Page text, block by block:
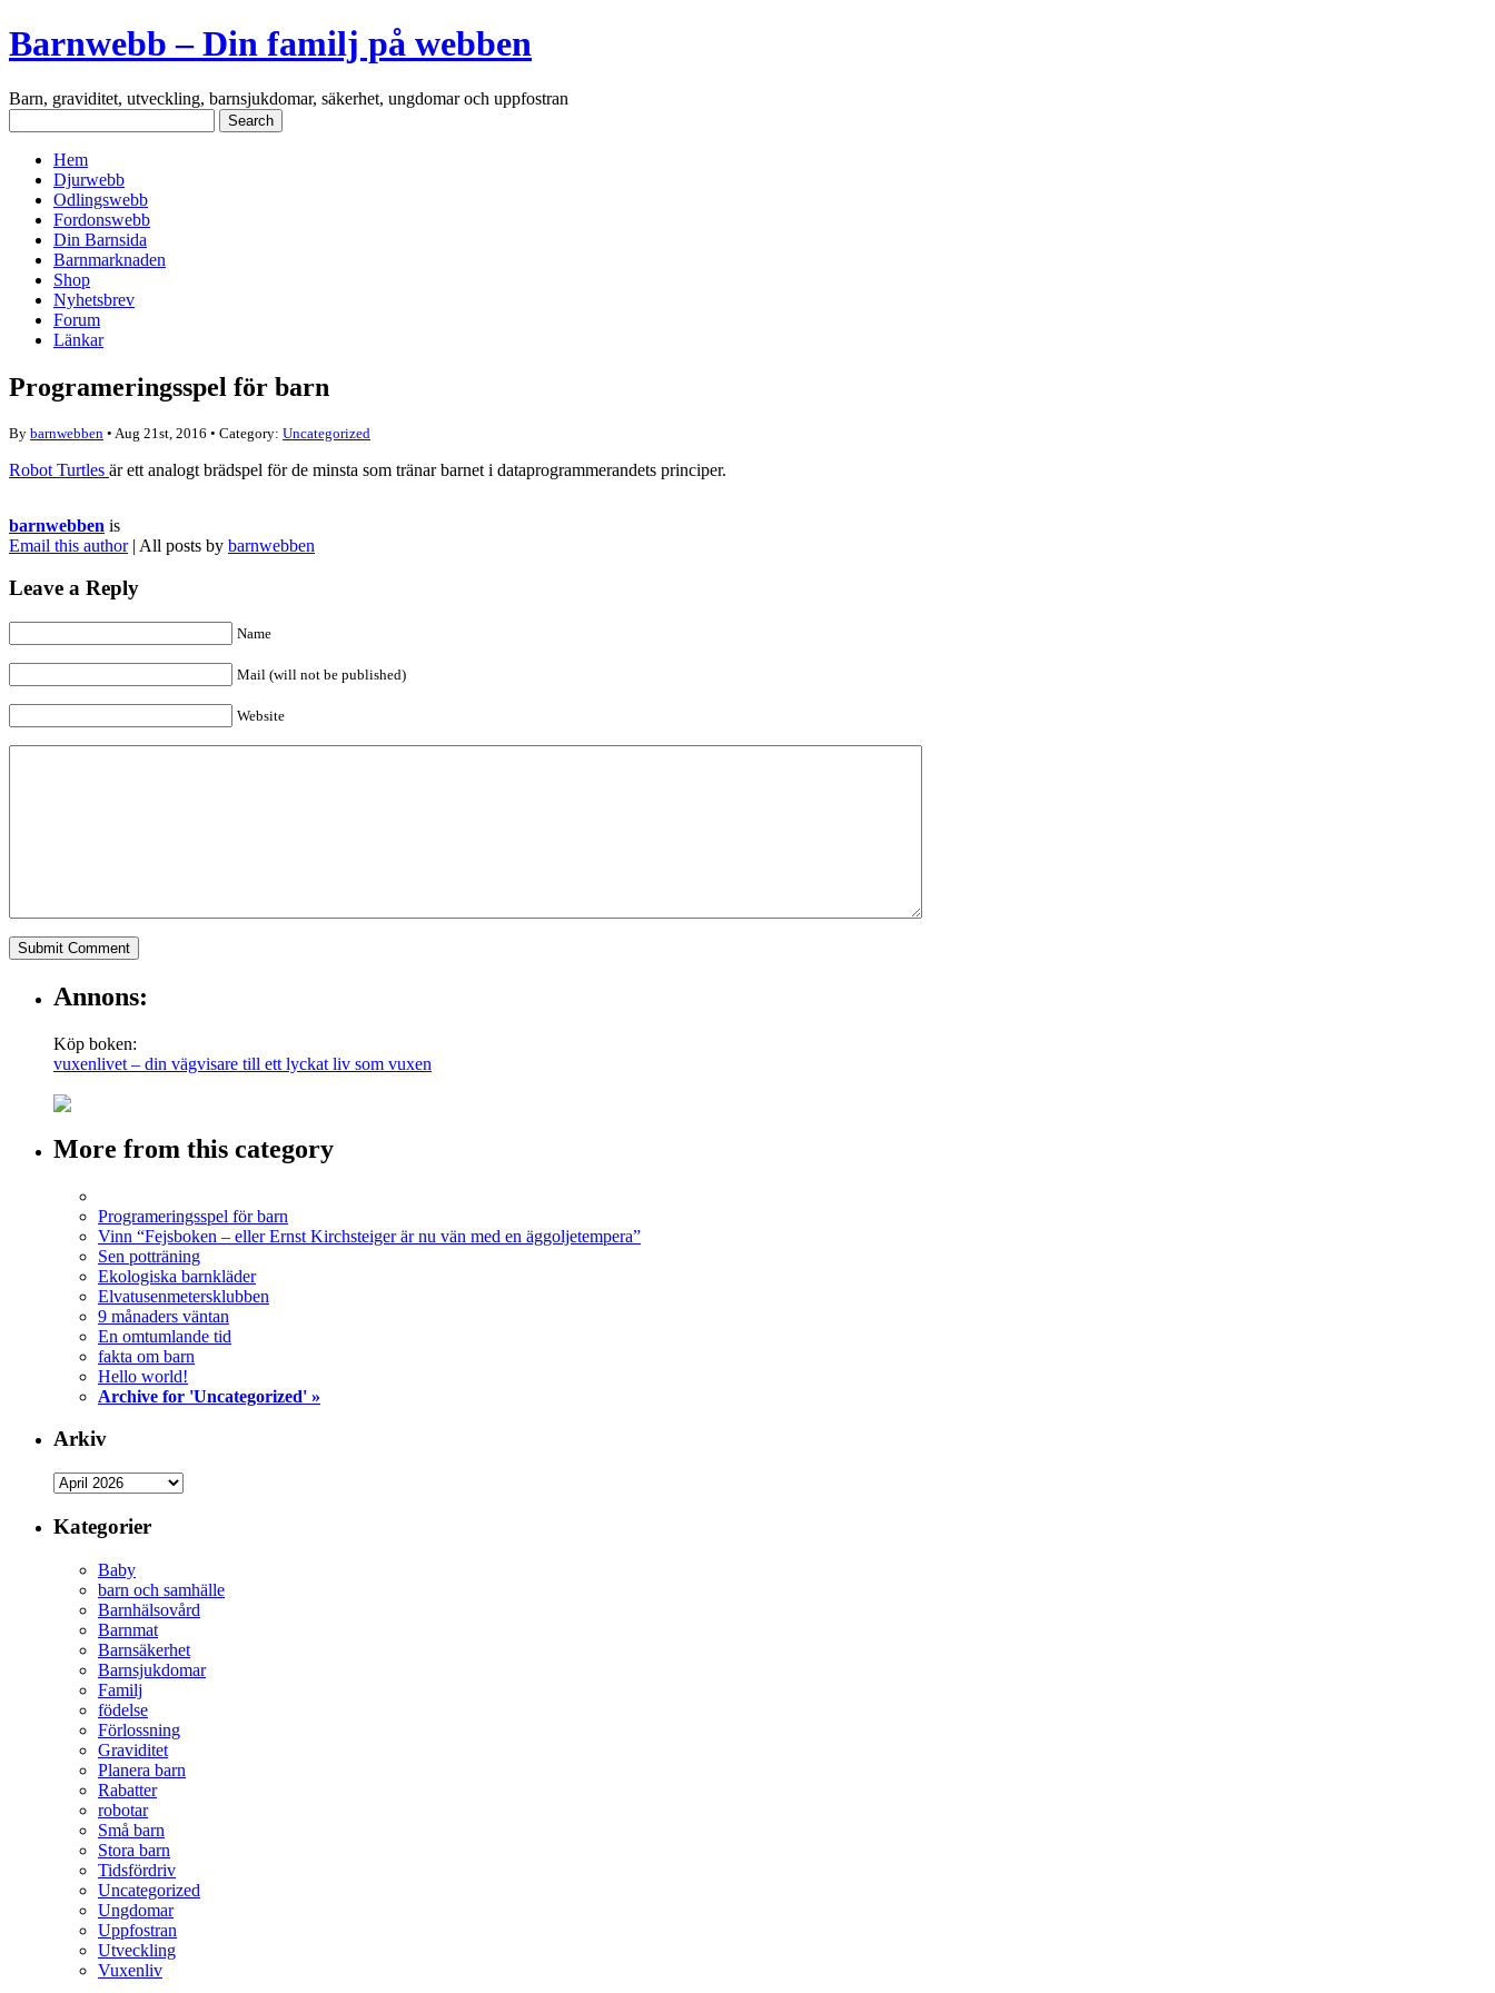
Barnwebb – Din familj på webben
Barn, graviditet, utveckling, barnsjukdomar, säkerhet, ungdomar och uppfostran
Hem
Djurwebb
Odlingswebb
Fordonswebb
Din Barnsida
Barnmarknaden
Shop
Nyhetsbrev
Forum
Länkar
Programeringsspel för barn
By barnwebben • Aug 21st, 2016 • Category: Uncategorized
Robot Turtles är ett analogt brädspel för de minsta som tränar barnet i dataprogrammerandets principer.
barnwebben is
Email this author| All posts by barnwebben
Leave a Reply
Name
Mail (will not be published)
Website
Annons:
Köp boken:
vuxenlivet – din vägvisare till ett lyckat liv som vuxen
More from this category
Programeringsspel för barn
Vinn “Fejsboken – eller Ernst Kirchsteiger är nu vän med en äggoljetempera”
Sen potträning
Ekologiska barnkläder
Elvatusenmetersklubben
9 månaders väntan
En omtumlande tid
fakta om barn
Hello world!
Archive for 'Uncategorized' »
Arkiv
Kategorier
Baby
barn och samhälle
Barnhälsovård
Barnmat
Barnsäkerhet
Barnsjukdomar
Familj
födelse
Förlossning
Graviditet
Planera barn
Rabatter
robotar
Små barn
Stora barn
Tidsfördriv
Uncategorized
Ungdomar
Uppfostran
Utveckling
Vuxenliv